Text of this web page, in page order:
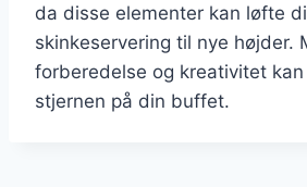
da disse elementer kan løfte
skinkeservering til nye højder.
forberedelse og kreativitet
stjernen på din buffet.